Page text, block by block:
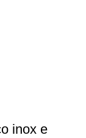
inox e